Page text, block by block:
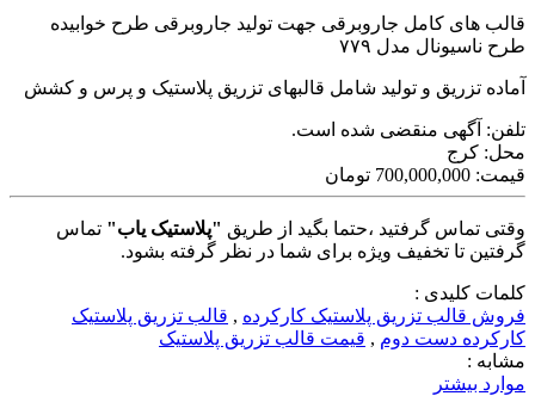
قالب های کامل جاروبرقی جهت تولید جاروبرقی طرح خوابیده
طرح ناسیونال مدل ۷۷۹
آماده تزریق و تولید شامل قالبهای تزریق پلاستیک و پرس و کشش
تلفن: آگهی منقضی شده است.
محل: کرج
قیمت: 700,000,000 تومان
وقتی تماس گرفتید ،حتما بگید از طریق "پلاستیک یاب" تماس
گرفتین تا تخفیف ویژه برای شما در نظر گرفته بشود.
کلمات کلیدی :
فروش قالب تزریق پلاستیک کارکرده , قالب تزریق پلاستیک
کارکرده دست دوم , قیمت قالب تزریق پلاستیک
مشابه :
موارد بیشتر